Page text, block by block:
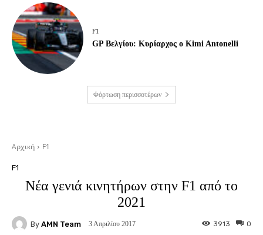
F1
GP Βελγίου: Κυρίαρχος ο Kimi Antonelli
Φόρτωση περισσοτέρων